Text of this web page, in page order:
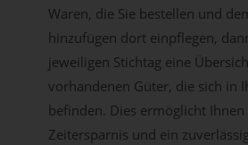
Waren, die Sie bestellen und
hinzufügen dort einpflegen,
jeweiligen Stichtag eine
vorhandenen Güter, die sich in
befinden. Dies ermöglicht Ihnen
Zeitersparnis und ein